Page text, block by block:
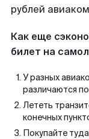
рублей
Как еще
билет на
У разных
различаются
Лететь
конечных
Покупайте